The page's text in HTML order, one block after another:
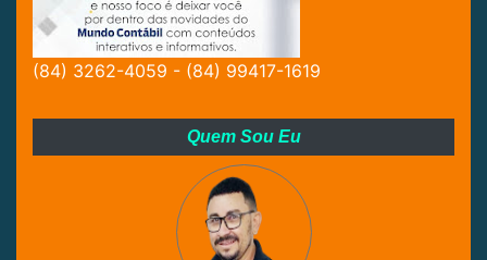
(84) 3262-4059 - (84) 99417-1619
Quem Sou Eu